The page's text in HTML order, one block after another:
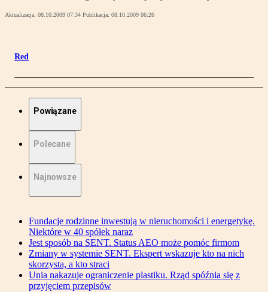
Aktualizacja: 08.10.2009 07:34 Publikacja: 08.10.2009 06:26
Red
Powiązane
Polecane
Najnowsze
Fundacje rodzinne inwestują w nieruchomości i energetykę.
Niektóre w 40 spółek naraz
Jest sposób na SENT. Status AEO może pomóc firmom
Zmiany w systemie SENT. Ekspert wskazuje kto na nich
skorzysta, a kto straci
Unia nakazuje ograniczenie plastiku. Rząd spóźnia się z
przyjęciem przepisów